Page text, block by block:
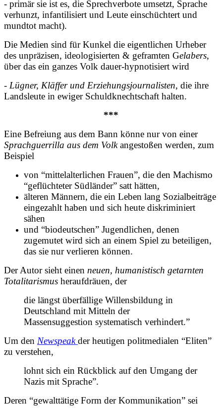
- primärsie ist es, die Sprechverbote umsetzt, Sprache
verhunzt, infantilisiert und Leute einschüchtert und
mundtot macht).
Die Medien sind für Kunkel die eigentlichen Urheber
des unpräzisen, ideologisierten & geframten Gelabers,
über das ein ganzes Volk dauer-hypnotisiert wird
- Lügner, Kläffer und Erziehungsjournalisten, die ihre
Landsleute in ewiger Schuldknechtschaft halten.
***
Eine Befreiung aus dem Bann könne nur von einer
Sprachguerrilla aus dem Volkangestoßen werden, zum
Beispiel
von “mittelalterlichen Frauen”, die den Machismo
“geflüchteter Südländer” satt hätten,
älteren Männern, die ein Leben lang Sozialbeiträge
eingezahlt haben und sich heute diskriminiert
sähen
und “biodeutschen” Jugendlichen, denen
zugemutet wird sich an einem Spiel zu beteiligen,
das sie nur verlieren können.
Der Autor sieht einen neuen, humanistisch getarnten
Totalitarismus heraufdräuen, der
die längst überfällige Willensbildung in
Deutschland mit Mitteln der
Massensuggestion systematisch verhindert.”
Um den Newspeak der heutigen politmedialen “Eliten”
zu verstehen,
lohnt sich ein Rückblick auf den Umgang der
Nazis mit Sprache”.
Deren “gewalttätige Form der Kommunikation” sei